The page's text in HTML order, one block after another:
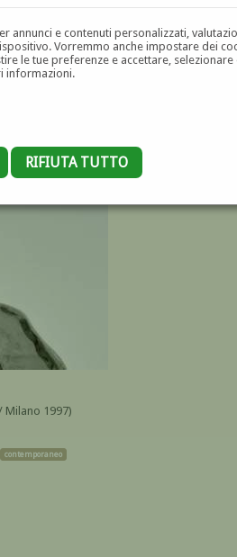
annunci e contenuti personalizzati,
Vorremmo anche impostare dei
le tue preferenze e accettare,
informazioni.
RIFIUTA TUTTO
D E F G H I J K L
Milano 1997)
contemporaneo